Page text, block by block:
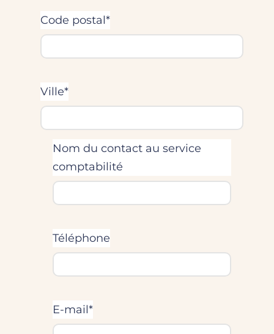
Code postal*
Ville*
Nom du contact au service
comptabilité
Téléphone
E-mail*